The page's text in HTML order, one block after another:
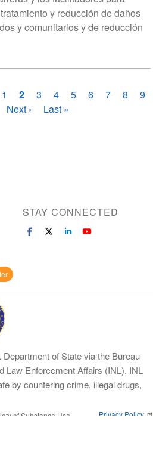
y reducción de daños
y comunitarios y de reducción
Página
1
Página
actual
2 Página
3 Página
4 Página
5 Página
6 Página
7 Página
8
9
Siguiente
Next ›
Última
Last »
STAY CONNECTED
of State via the Bureau
Law Enforcement Affairs (INL). INL
by countering crime, illegal drugs,
of Substance Use
Privacy Policy